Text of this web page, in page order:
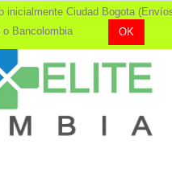
inicialmente Ciudad Bogota
o Bancolombia
OK